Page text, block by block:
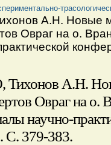
А.Н. Новые
Овраг на о.
Тихонов А.Н.
Овраг на о.
научно-
379-383.